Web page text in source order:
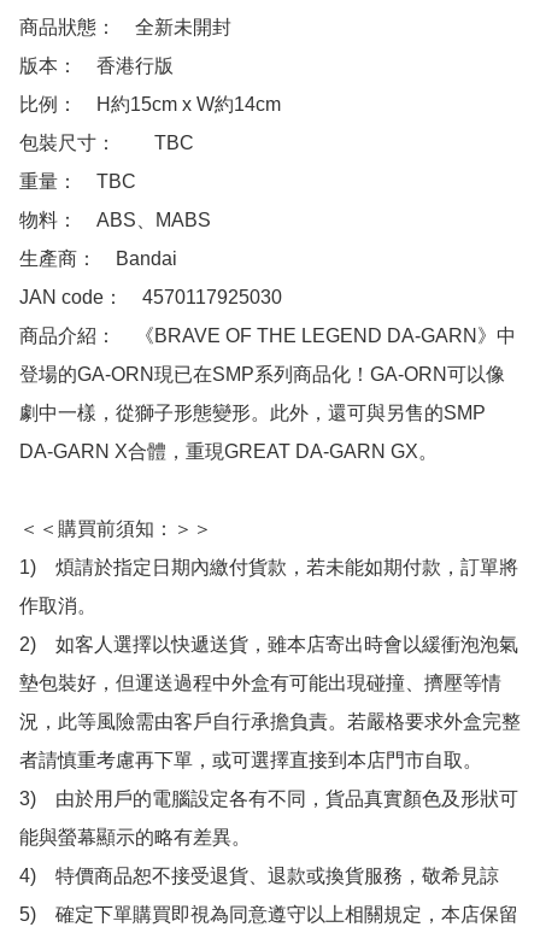
商品狀態：　全新未開封
版本：　香港行版
比例：　H約15cm x W約14cm
包裝尺寸：　	TBC
重量：　TBC
物料：　ABS、MABS
生產商：　Bandai
JAN code：　4570117925030
商品介紹：　《BRAVE OF THE LEGEND DA-GARN》中
登場的GA-ORN現已在SMP系列商品化！GA-ORN可以像
劇中一樣，從獅子形態變形。此外，還可與另售的SMP
DA-GARN X合體，重現GREAT DA-GARN GX。
＜＜購買前須知：＞＞
1)　煩請於指定日期內繳付貨款，若未能如期付款，訂單將
作取消。
2)　如客人選擇以快遞送貨，雖本店寄出時會以緩衝泡泡氣
墊包裝好，但運送過程中外盒有可能出現碰撞、擠壓等情
況，此等風險需由客戶自行承擔負責。若嚴格要求外盒完整
者請慎重考慮再下單，或可選擇直接到本店門市自取。
3)　由於用戶的電腦設定各有不同，貨品真實顏色及形狀可
能與螢幕顯示的略有差異。
4)　特價商品恕不接受退貨、退款或換貨服務，敬希見諒
5)　確定下單購買即視為同意遵守以上相關規定，本店保留